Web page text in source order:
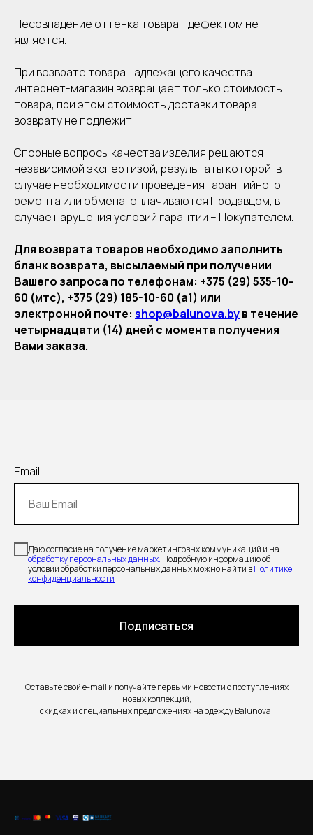
Несовпадение оттенка товара - дефектом не
является.
При возврате товара надлежащего качества
интернет-магазин возвращает только стоимость
товара, при этом стоимость доставки товара
возврату не подлежит.
Спорные вопросы качества изделия решаются
независимой экспертизой, результаты которой, в
случае необходимости проведения гарантийного
ремонта или обмена, оплачиваются Продавцом, в
случае нарушения условий гарантии – Покупателем.
Для возврата товаров необходимо заполнить
бланк возврата, высылаемый при получении
Вашего запроса по телефонам: +375 (29) 535-10-
60 (мтс), +375 (29) 185-10-60 (а1) или
электронной почте: shop@balunova.byв течение
четырнадцати (14) дней с момента получения
Вами заказа.
Email
Даю согласие на получение маркетинговых коммуникаций и на
обработку персональных данных. Подробную информацию об
условии обработки персональных данных можно найти вПолитике
конфиденциальности
Подписаться
Оставьте свой e-mail и получайте первыми новости о поступлениях
новых коллекций,
скидках и специальных предложениях на одежду Balunova!